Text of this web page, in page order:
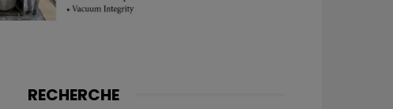
RECHERCHE